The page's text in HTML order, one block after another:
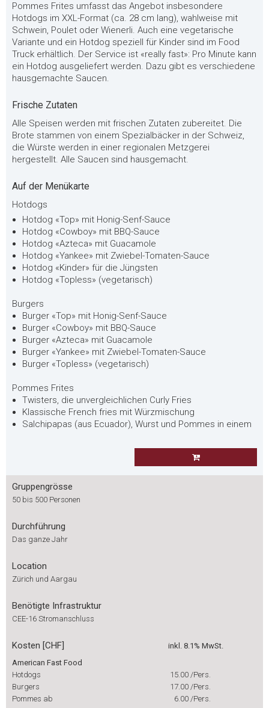
Pommes Frites umfasst das Angebot insbesondere
Hotdogs im XXL-Format (ca. 28 cm lang), wahlweise mit
Schwein, Poulet oder Wienerli. Auch eine vegetarische
Variante und ein Hotdog speziell für Kinder sind im Food
Truck erhältlich. Der Service ist «really fast»: Pro Minute kann
ein Hotdog ausgeliefert werden. Dazu gibt es verschiedene
hausgemachte Saucen.
Frische Zutaten
Alle Speisen werden mit frischen Zutaten zubereitet. Die
Brote stammen von einem Spezialbäcker in der Schweiz,
die Würste werden in einer regionalen Metzgerei
hergestellt. Alle Saucen sind hausgemacht.
Auf der Menükarte
Hotdogs
Hotdog «Top» mit Honig-Senf-Sauce
Hotdog «Cowboy» mit BBQ-Sauce
Hotdog «Azteca» mit Guacamole
Hotdog «Yankee» mit Zwiebel-Tomaten-Sauce
Hotdog «Kinder» für die Jüngsten
Hotdog «Topless» (vegetarisch)
Burgers
Burger «Top» mit Honig-Senf-Sauce
Burger «Cowboy» mit BBQ-Sauce
Burger «Azteca» mit Guacamole
Burger «Yankee» mit Zwiebel-Tomaten-Sauce
Burger «Topless» (vegetarisch)
Pommes Frites
Twisters, die unvergleichlichen Curly Fries
Klassische French fries mit Würzmischung
Salchipapas (aus Ecuador), Wurst und Pommes in einem
Gruppengrösse
50 bis 500 Personen
Durchführung
Das ganze Jahr
Location
Zürich und Aargau
Benötigte Infrastruktur
CEE-16 Stromanschluss
Kosten [CHF]
inkl. 8.1% MwSt.
American Fast Food
Hotdogs
15.00 /Pers.
Burgers
17.00 /Pers.
Pommes ab
6.00 /Pers.